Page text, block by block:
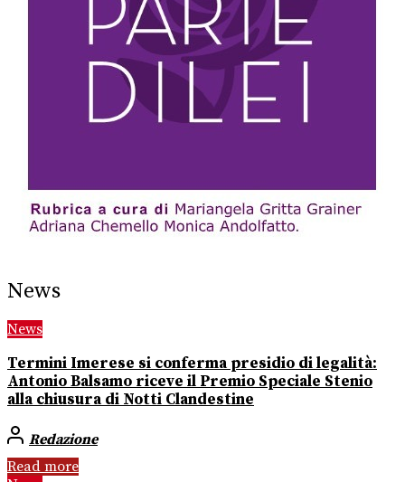
News
News
Termini Imerese si conferma presidio di legalità:
Antonio Balsamo riceve il Premio Speciale Stenio
alla chiusura di Notti Clandestine
Redazione
Read more